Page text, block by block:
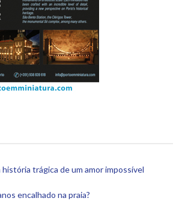
trágica de um amor impossível
encalhado na praia?